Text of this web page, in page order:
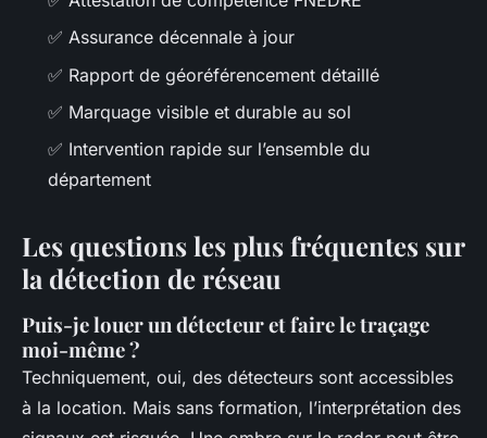
✅ Assurance décennale à jour
✅ Rapport de géoréférencement détaillé
✅ Marquage visible et durable au sol
✅ Intervention rapide sur l’ensemble du
département
Les questions les plus fréquentes sur
la détection de réseau
Puis-je louer un détecteur et faire le traçage
moi-même ?
Techniquement, oui, des détecteurs sont accessibles
à la location. Mais sans formation, l’interprétation des